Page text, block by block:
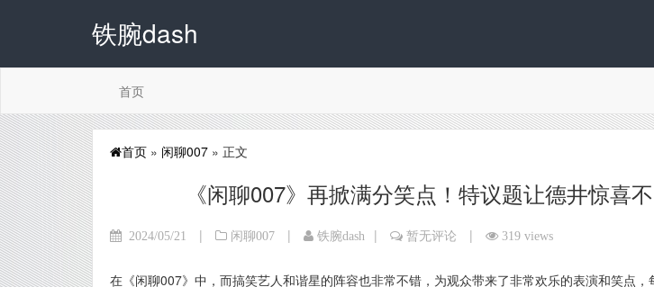
铁腕dash
首页
首页 » 闲聊007 » 正文
《闲聊007》再掀满分笑点！特议题让德井惊喜
2024/05/21 | 闲聊007 | 铁腕dash | 暂无评论 | 319 views
在《闲聊007》中，而搞笑艺人和谐星的阵容也非常不错，为观众带来了非常欢乐的表演和笑点，